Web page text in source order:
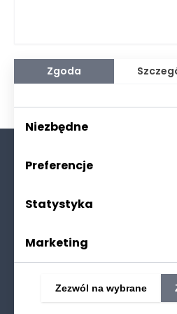
dostępność nowoczesnych
różnych specjalistów, takich jak
onkolodzy, możliwe jest dokładne
nowotworów, a także ich lokalizacji
wiedzę, która pozwala na
Działania podejmowane na tym
znaczenie dla dalszego
jego wyleczenie oraz na przeżycie
Polityka prywatności
Zgoda
Niezbędne
Preferencje
Statystyka
Marketing
Zezwól na wybrane